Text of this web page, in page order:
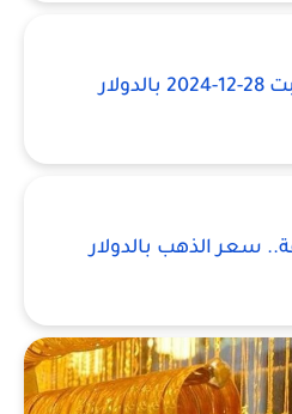
أسعار الذهب اليوم السبت 28-12-2024 بالدولار
سعر الذهب بالدولار